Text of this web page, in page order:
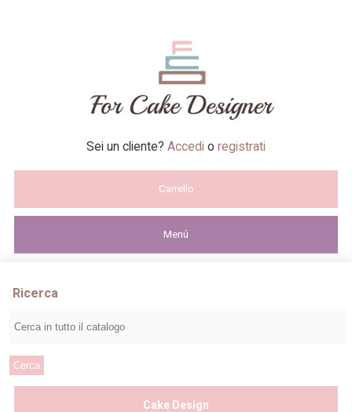
Sei un cliente? Accedi o registrati
Carrello
Menú
Ricerca
Cake Design